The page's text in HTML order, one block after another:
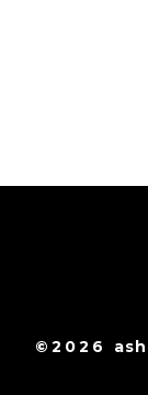
©2026 ash